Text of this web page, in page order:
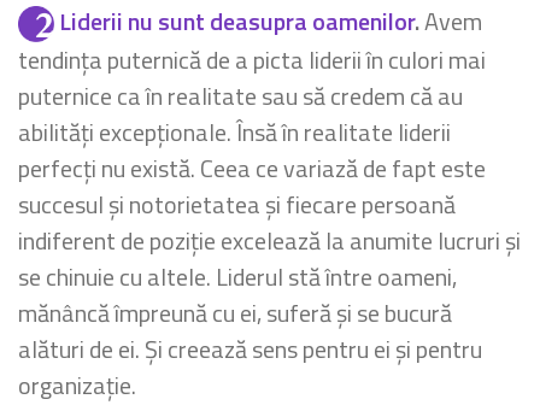
Liderii nu sunt deasupra oamenilor.Avem
tendința puternică de a picta liderii în culori mai
puternice ca în realitate sau să credem că au
abilități excepționale. Însă în realitate liderii
perfecți nu există. Ceea ce variază de fapt este
succesul și notorietatea și fiecare persoană
indiferent de poziție excelează la anumite lucruri și
se chinuie cu altele. Liderul stă între oameni,
mănâncă împreună cu ei, suferă și se bucură
alături de ei. Și creează sens pentru ei și pentru
organizație.